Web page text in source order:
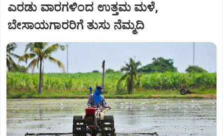
ಎರಡು ವಾರಗಳಿಂದ ಉತ್ತಮ ಮಳೆ,
ಬೇಸಾಯಗಾರರಿಗೆ ತುಸು ನೆಮ್ಮದಿ